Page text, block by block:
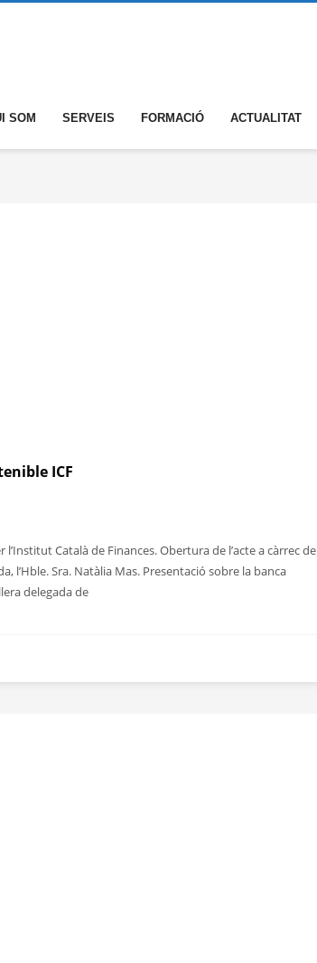
SOM SERVEIS FORMACIÓ ACTUALITAT
ICF
Català de Finances. Obertura de l’acte a càrrec de
l’Hble. Sra. Natàlia Mas. Presentació sobre la banca
delegada de